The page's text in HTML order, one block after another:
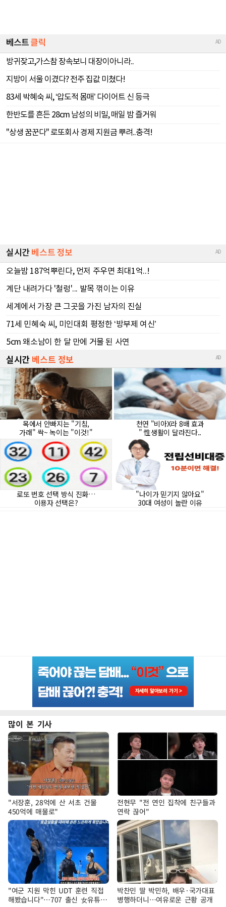
많이 본 기사
"서장훈, 28억에 산 서초 건물
450억에 매물로"
전현무 "전 연인 집착에 친구들과
연락 끊어"
"여군 지원 막힌 UDT 훈련 직접
해봤습니다"…707 출신 女유튜버
박찬민 딸 박민하, 배우·국가대표
병행하더니…여유로운 근황 공개